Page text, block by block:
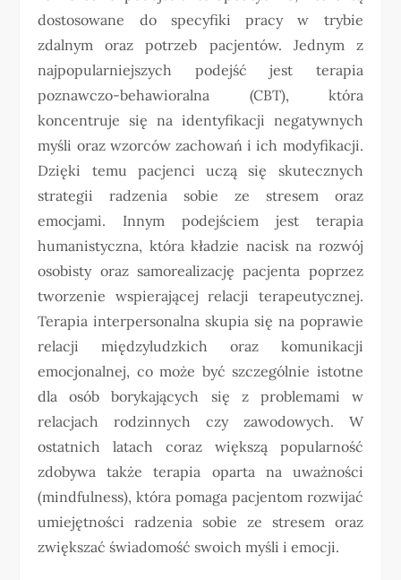
dostosowane do specyfiki pracy w trybie
zdalnym oraz potrzeb pacjentów. Jednym z
najpopularniejszych podejść jest terapia
poznawczo-behawioralna (CBT), która
koncentruje się na identyfikacji negatywnych
myśli oraz wzorców zachowań i ich modyfikacji.
Dzięki temu pacjenci uczą się skutecznych
strategii radzenia sobie ze stresem oraz
emocjami. Innym podejściem jest terapia
humanistyczna, która kładzie nacisk na rozwój
osobisty oraz samorealizację pacjenta poprzez
tworzenie wspierającej relacji terapeutycznej.
Terapia interpersonalna skupia się na poprawie
relacji międzyludzkich oraz komunikacji
emocjonalnej, co może być szczególnie istotne
dla osób borykających się z problemami w
relacjach rodzinnych czy zawodowych. W
ostatnich latach coraz większą popularność
zdobywa także terapia oparta na uważności
(mindfulness), która pomaga pacjentom rozwijać
umiejętności radzenia sobie ze stresem oraz
zwiększać świadomość swoich myśli i emocji.